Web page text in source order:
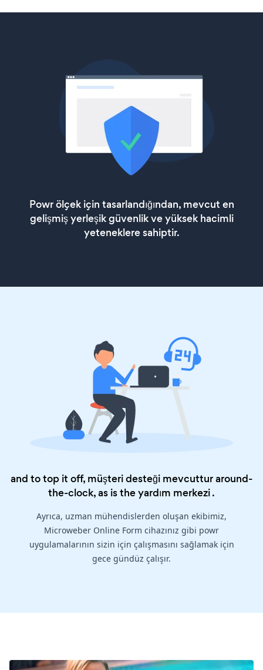
Powr ölçek için tasarlandığından, mevcut en
gelişmiş yerleşik güvenlik ve yüksek hacimli
yeteneklere sahiptir.
and to top it off, müşteri desteği mevcuttur around-
the-clock, as is theyardım merkezi.
Ayrıca, uzman mühendislerden oluşan ekibimiz,
Microweber Online Form cihazınız gibi powr
uygulamalarının sizin için çalışmasını sağlamak için
gece gündüz çalışır.